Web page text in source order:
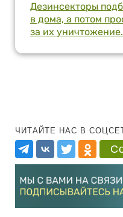
Дезинсекторы
в дома, а потом
за их
ЧИТАЙТЕ НАС В